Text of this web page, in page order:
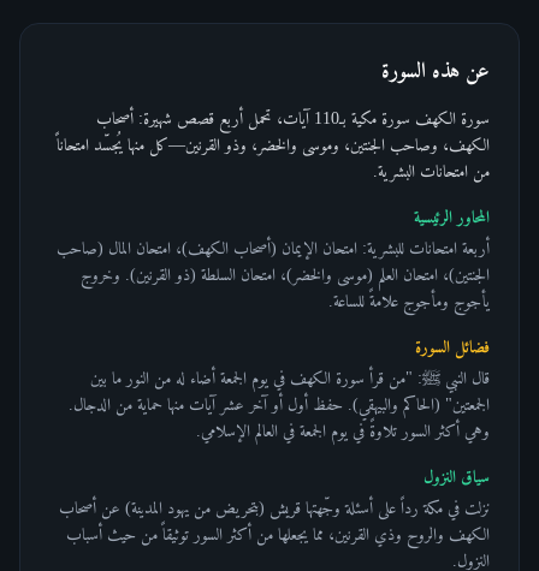
عن هذه السورة
سورة الكهف سورة مكية بـ110 آيات، تحمل أربع قصص شهيرة: أصحاب
الكهف، وصاحب الجنتين، وموسى والخضر، وذو القرنين—كل منها يُجسّد امتحاناً
من امتحانات البشرية.
المحاور الرئيسية
أربعة امتحانات للبشرية: امتحان الإيمان (أصحاب الكهف)، امتحان المال (صاحب
الجنتين)، امتحان العلم (موسى والخضر)، امتحان السلطة (ذو القرنين). وخروج
يأجوج ومأجوج علامةً للساعة.
فضائل السورة
قال النبي ﷺ: "من قرأ سورة الكهف في يوم الجمعة أضاء له من النور ما بين
الجمعتين" (الحاكم والبيهقي). حفظ أول أو آخر عشر آيات منها حماية من الدجال.
وهي أكثر السور تلاوةً في يوم الجمعة في العالم الإسلامي.
سياق النزول
نزلت في مكة رداً على أسئلة وجّهتها قريش (بتحريض من يهود المدينة) عن أصحاب
الكهف والروح وذي القرنين، مما يجعلها من أكثر السور توثيقاً من حيث أسباب
النزول.